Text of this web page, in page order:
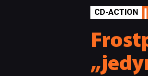
CD-ACTION